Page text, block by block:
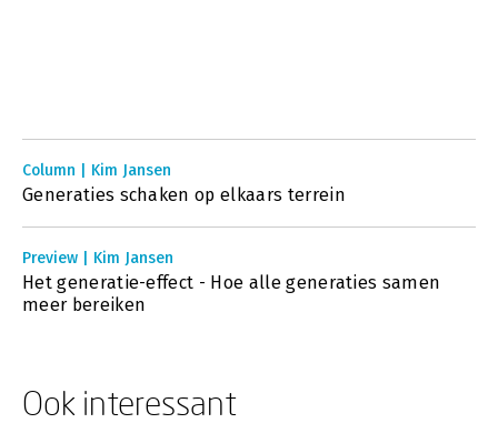
Column | Kim Jansen
Generaties schaken op elkaars terrein
Preview | Kim Jansen
Het generatie-effect - Hoe alle generaties samen
meer bereiken
Ook interessant